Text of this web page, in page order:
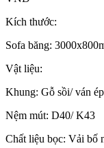
Kích thước:
Sofa băng:
Vật liệu:
Khung: Gỗ sồi/ ván
Nệm mút: D40/ K43
Chất liệu bọc: Vải bố